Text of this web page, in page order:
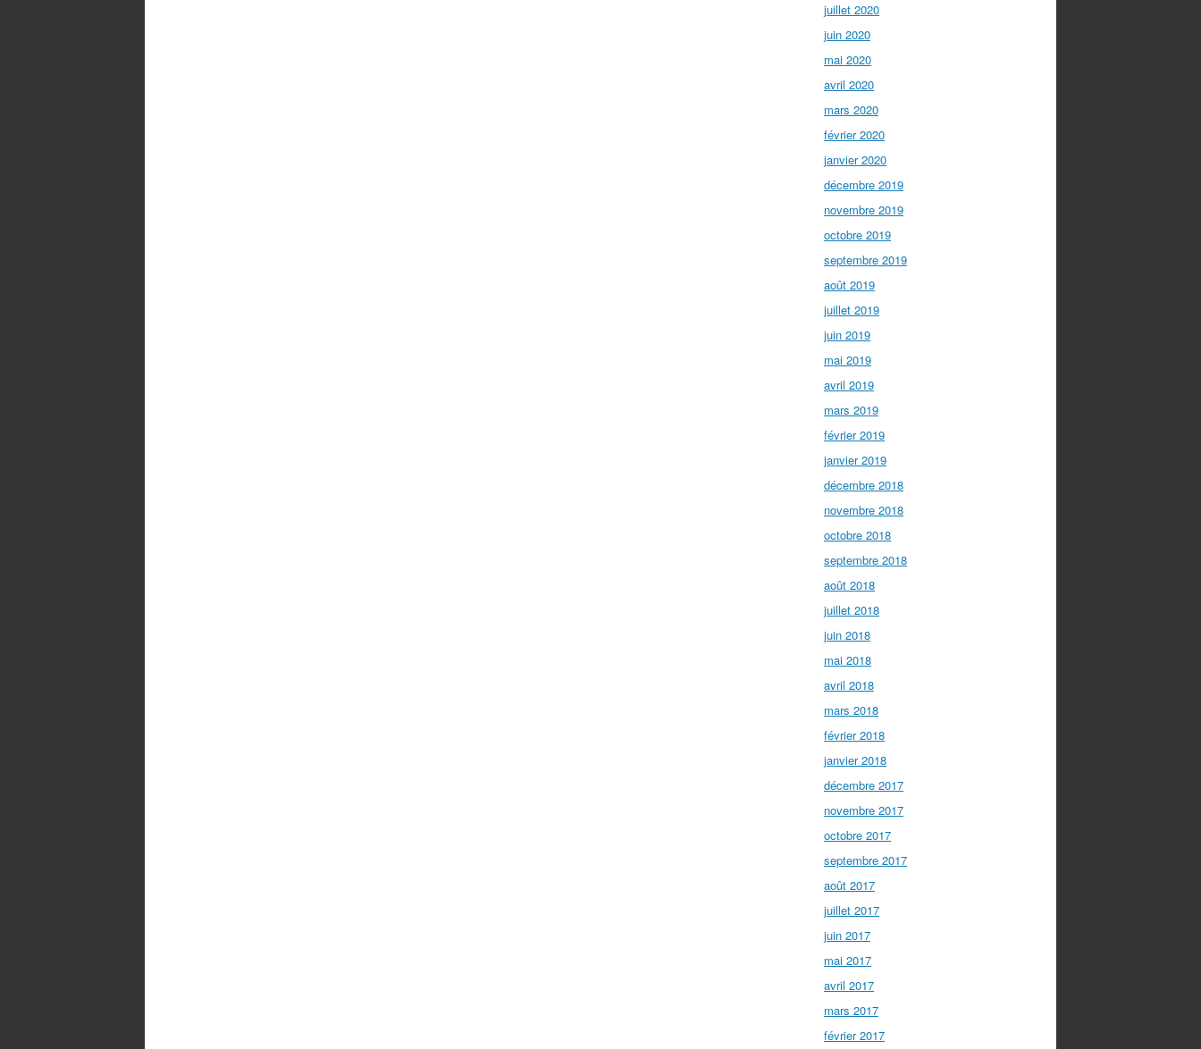
juillet 2020
juin 2020
mai 2020
avril 2020
mars 2020
février 2020
janvier 2020
décembre 2019
novembre 2019
octobre 2019
septembre 2019
août 2019
juillet 2019
juin 2019
mai 2019
avril 2019
mars 2019
février 2019
janvier 2019
décembre 2018
novembre 2018
octobre 2018
septembre 2018
août 2018
juillet 2018
juin 2018
mai 2018
avril 2018
mars 2018
février 2018
janvier 2018
décembre 2017
novembre 2017
octobre 2017
septembre 2017
août 2017
juillet 2017
juin 2017
mai 2017
avril 2017
mars 2017
février 2017